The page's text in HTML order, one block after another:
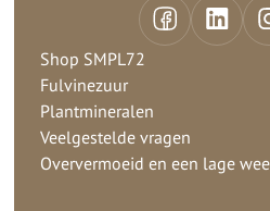
Shop SMPL72
Fulvinezuur
Plantmineralen
Veelgestelde vragen
Oververmoeid en een lage